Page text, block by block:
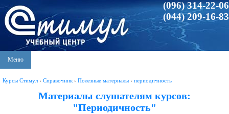
(096) 314-22-06
(044) 209-16-83
Меню
Курсы Стимул › Справочник › Полезные материалы › периодичность
Материалы слушателям курсов:
"Периодичность"